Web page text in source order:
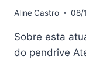
AlineCastro 08/
Sobre esta
do pendrive